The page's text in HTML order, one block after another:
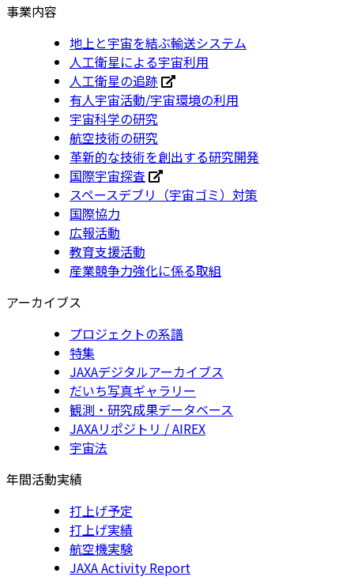
事業内容
地上と宇宙を結ぶ輸送システム
人工衛星による宇宙利用
人工衛星の追跡
有人宇宙活動/宇宙環境の利用
宇宙科学の研究
航空技術の研究
革新的な技術を創出する研究開発
国際宇宙探査
スペースデブリ（宇宙ゴミ）対策
国際協力
広報活動
教育支援活動
産業競争力強化に係る取組
アーカイブス
プロジェクトの系譜
特集
JAXAデジタルアーカイブス
だいち写真ギャラリー
観測・研究成果データベース
JAXAリポジトリ / AIREX
宇宙法
年間活動実績
打上げ予定
打上げ実績
航空機実験
JAXA Activity Report